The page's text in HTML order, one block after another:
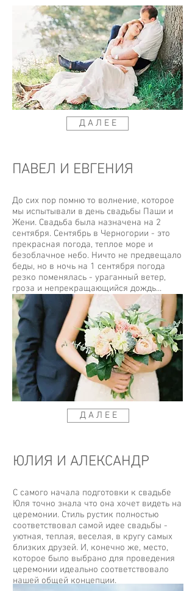
Д А Л Е Е
ПАВЕЛ И ЕВГЕНИЯ
До сих пор помню то волнение, которое
мы испытывали в день свадьбы Паши и
Жени. Свадьба была назначена на 2
сентября. Сентябрь в Черногории - это
прекрасная погода, теплое море и
безоблачное небо. Ничто не предвещало
беды, но в ночь на 1 сентября погода
резко поменялась - ураганный ветер,
гроза и непрекращающийся дождь...
Д А Л Е Е
ЮЛИЯ И АЛЕКСАНДР
С самого начала подготовки к свадьбе
Юля точно знала что она хочет видеть на
церемонии. Стиль рустик полностью
соответствовал самой идее свадьбы -
уютная, теплая, веселая, в кругу самых
близких друзей. И, конечно же, место,
которое было выбрано для проведения
церемонии идеально соответствовало
нашей общей концепции.